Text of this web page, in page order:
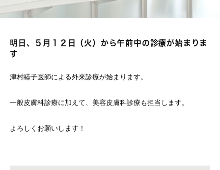
明日、５月１２日（火）から午前中の診療が始まりま
す
津村睦子医師による外来診療が始まります。
一般皮膚科診療に加えて、美容皮膚科診療も担当します。
よろしくお願いします！